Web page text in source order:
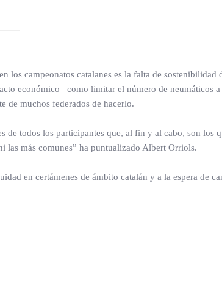
los campeonatos catalanes es la falta de
económico –como limitar el número de neumáticos
de muchos federados de hacerlo.
todos los participantes que, al fin y al cabo, son los
las más comunes” ha puntualizado Albert Orriols.
en certámenes de ámbito catalán y a la espera de